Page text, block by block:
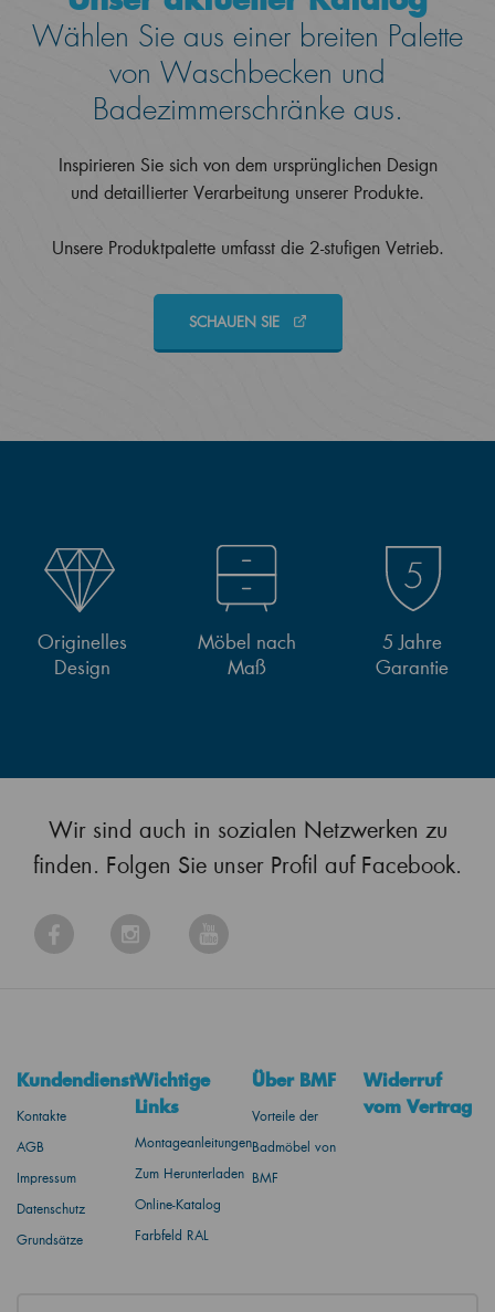
Wählen Sie aus einer breiten Palette
von Waschbecken und
Badezimmerschränke aus.
Inspirieren Sie sich von dem ursprünglichen Design
und detaillierter Verarbeitung unserer Produkte.
Unsere Produktpalette umfasst die 2-stufigen Vetrieb.
SCHAUEN SIE
Originelles
Design
Möbel nach
Maß
5 Jahre
Garantie
Wir sind auch in sozialen Netzwerken zu
finden. Folgen Sie unser Profil auf Facebook.
Kundendienst
Kontakte
AGB
Impressum
Datenschutz
Grundsätze
Wichtige
Links
Montageanleitungen
Zum Herunterladen
Online-Katalog
Farbfeld RAL
Über BMF
Vorteile der
Badmöbel von
BMF
Widerruf
vom Vertrag